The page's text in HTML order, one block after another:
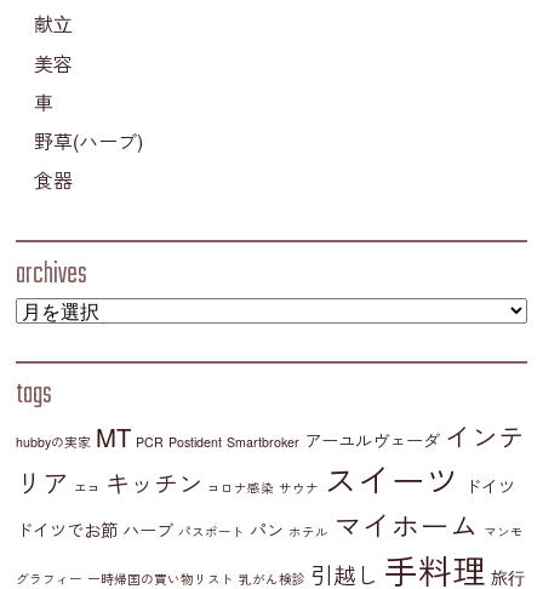
献立
美容
車
野草(ハーブ)
食器
archives
tags
hubbyの実家 MT PCR Postident Smartbroker アーユルヴェーダ インテ
リア エコ キッチン コロナ感染 サウナ スイーツ
ドイツ
ドイツでお節 ハーブ パスポート パン ホテル マイホーム マンモ
グラフィー 一時帰国の買い物リスト 乳がん検診 引越し 手料理 旅行